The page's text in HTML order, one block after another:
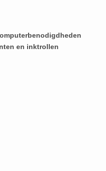
en inktrollen